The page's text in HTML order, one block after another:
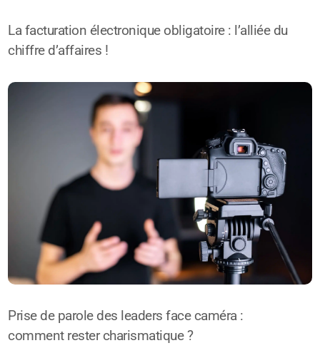
La facturation électronique obligatoire : l’alliée du
chiffre d’affaires !
Prise de parole des leaders face caméra :
comment rester charismatique ?